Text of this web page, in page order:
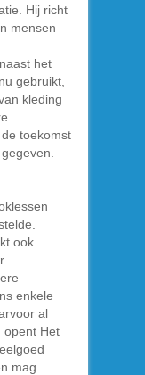
Hij richt
mensen
het
gebruikt,
kleding
toekomst
ook
enkele
al
opent Het
mag